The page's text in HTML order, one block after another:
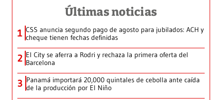
Últimas noticias
1 CSS anuncia segundo pago de agosto para jubilados: ACH y
cheque tienen fechas definidas
2 El City se aferra a Rodri y rechaza la primera oferta del
Barcelona
3 Panamá importará 20,000 quintales de cebolla ante caída
de la producción por El Niño